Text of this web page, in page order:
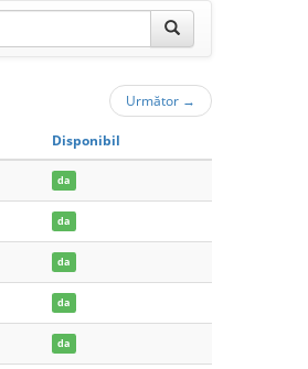
Următor →
Disponibil
da
da
da
da
da